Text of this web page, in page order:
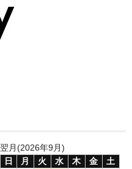
翌月(2026年9月)
日
月 火 水 木 金
土